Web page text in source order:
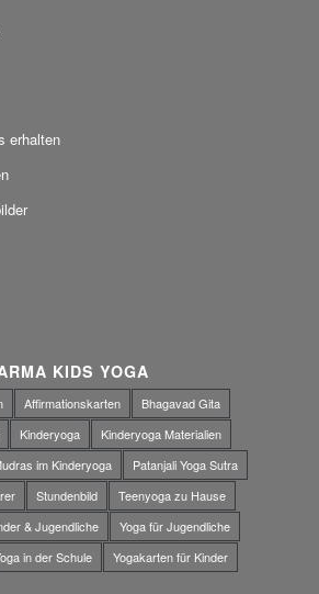
erhalten
KIDS YOGA
Affirmationskarten
Bhagavad Gita
Kinderyoga
Kinderyoga Materialien
im Kinderyoga
Patanjali Yoga Sutra
Stundenbild
Teenyoga zu Hause
& Jugendliche
Yoga für Jugendliche
in der Schule
Yogakarten für Kinder